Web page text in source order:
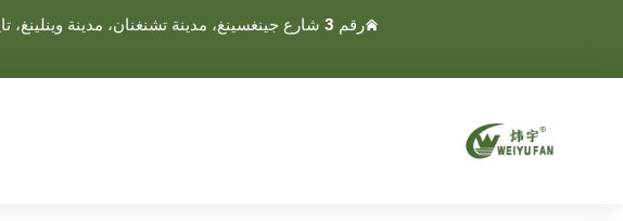
رقم 3 شارع جينغسينغ، مدينة تشنغنان، مدينة وينلينغ، تايجو، تشجيانغ، الصين